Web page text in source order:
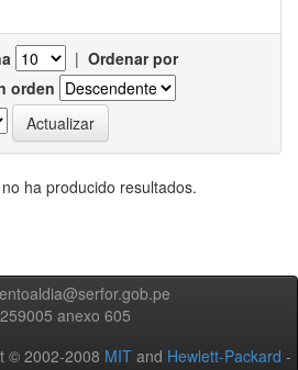
| Ordenar por
orden
ha producido resultados.
anexo 605
© 2002-2008 MIT and Hewlett-Packard -